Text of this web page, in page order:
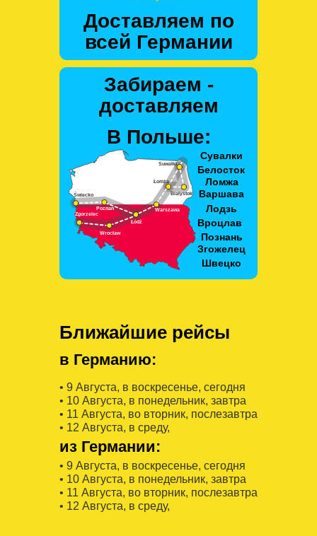
Доставляем по
всей Германии
Забираем -
доставляем
В Польше:
Ближайшие рейсы
в Германию:
• 9 Августa, в воскресенье, сегодня
• 10 Августa, в понедельник, завтра
• 11 Августa, во вторник, послезавтра
• 12 Августa, в среду,
из Германии:
• 9 Августa, в воскресенье, сегодня
• 10 Августa, в понедельник, завтра
• 11 Августa, во вторник, послезавтра
• 12 Августa, в среду,